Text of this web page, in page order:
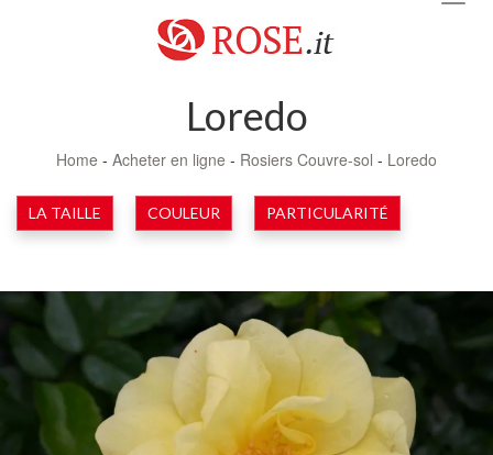
Loredo
Home - Acheter en ligne - Rosiers Couvre-sol - Loredo
LA TAILLE COULEUR PARTICULARITÉ